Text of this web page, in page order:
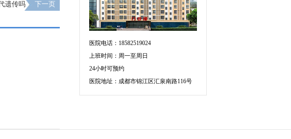
遗传吗 下一页
医院电话：18582519024
上班时间：周一至周日
24小时可预约
医院地址：成都市锦江区汇泉南路116号